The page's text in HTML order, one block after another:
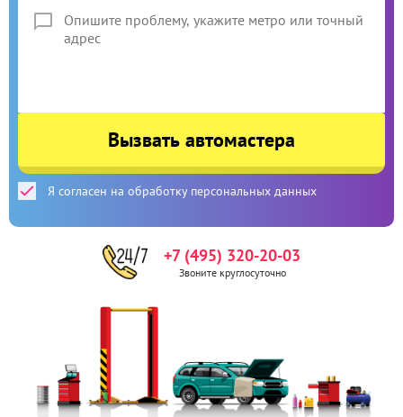
Вызвать автомастера
Я согласен на обработку персональных данных
+7 (495) 320-20-03
Звоните круглосуточно